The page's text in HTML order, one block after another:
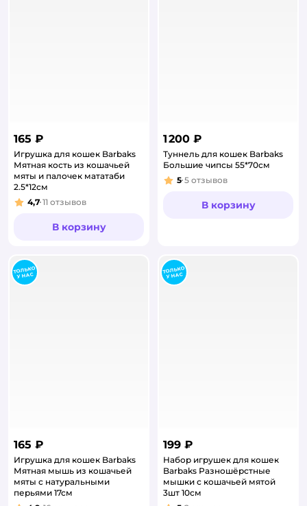
165 ₽
Игрушка для кошек Barbaks
Мятная кость из кошачьей
мяты и палочек мататаби
2.5*12см
Рейтинг:
4,7 11 отзывов
В корзину
1 200 ₽
Туннель для кошек Barbaks
Большие чипсы 55*70см
Рейтинг:
5 5 отзывов
В корзину
165 ₽
Игрушка для кошек Barbaks
Мятная мышь из кошачьей
мяты с натуральными
перьями 17см
199 ₽
Набор игрушек для кошек
Barbaks Разношёрстные
мышки с кошачьей мятой
3шт 10см